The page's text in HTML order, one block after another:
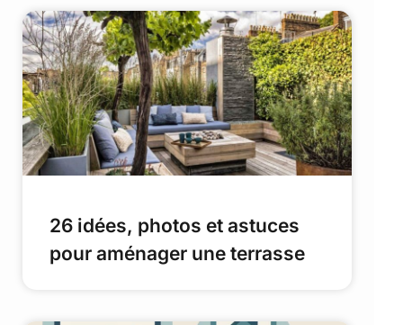
26 idées, photos et astuces
pour aménager une terrasse